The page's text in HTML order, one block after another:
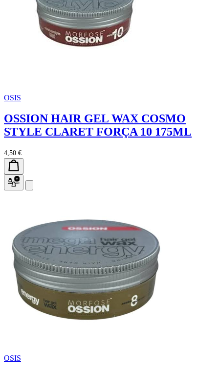
OSIS
OSSION HAIR GEL WAX COSMO
STYLE CLARET FORÇA 10 175ML
4,50 €
OSIS